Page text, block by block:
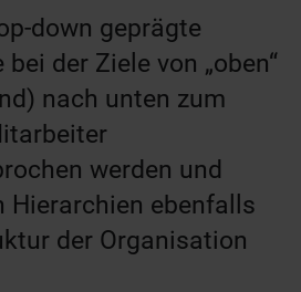
down geprägte
der Ziele von „oben“
nach unten zum
werden und
Hierarchien ebenfalls
der Organisation